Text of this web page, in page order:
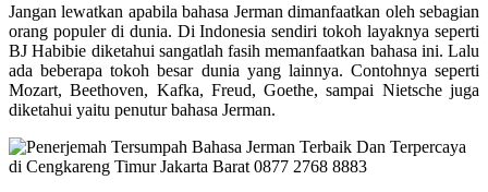
Jangan lewatkan apabila bahasa Jerman dimanfaatkan oleh sebagian
orang populer di dunia. Di Indonesia sendiri tokoh layaknya seperti
BJ Habibie diketahui sangatlah fasih memanfaatkan bahasa ini. Lalu
ada beberapa tokoh besar dunia yang lainnya. Contohnya seperti
Mozart, Beethoven, Kafka, Freud, Goethe, sampai Nietsche juga
diketahui yaitu penutur bahasa Jerman.